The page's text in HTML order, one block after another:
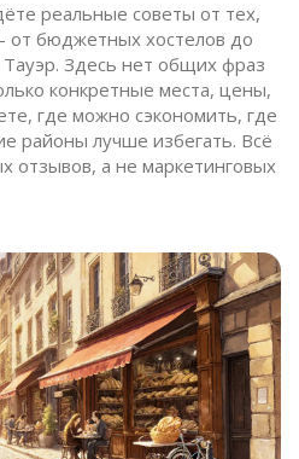
реальные советы от тех,
бюджетных хостелов до
Здесь нет общих фраз
конкретные места, цены,
где можно сэкономить, где
районы лучше избегать. Всё
отзывов, а не маркетинговых